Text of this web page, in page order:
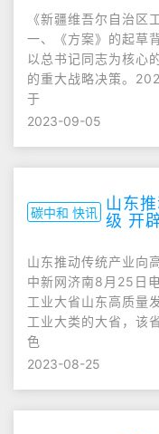
《新疆维吾尔自治区
一、《方案》的起草
以总书记同志为核心
的重大战略决策。
于
2023-09-05
碳中和 快讯
山东
级 开
山东推动传统产业向
中新网济南8月25日
工业大省山东高质量
工业大类的大省，该
色
2023-08-25